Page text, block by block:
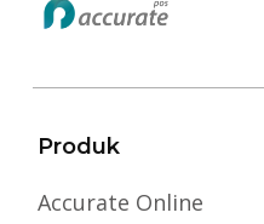
Produk
Accurate Online